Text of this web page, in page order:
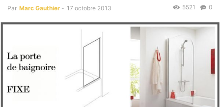
Par Marc Gauthier - 17 octobre 2013 0
5521